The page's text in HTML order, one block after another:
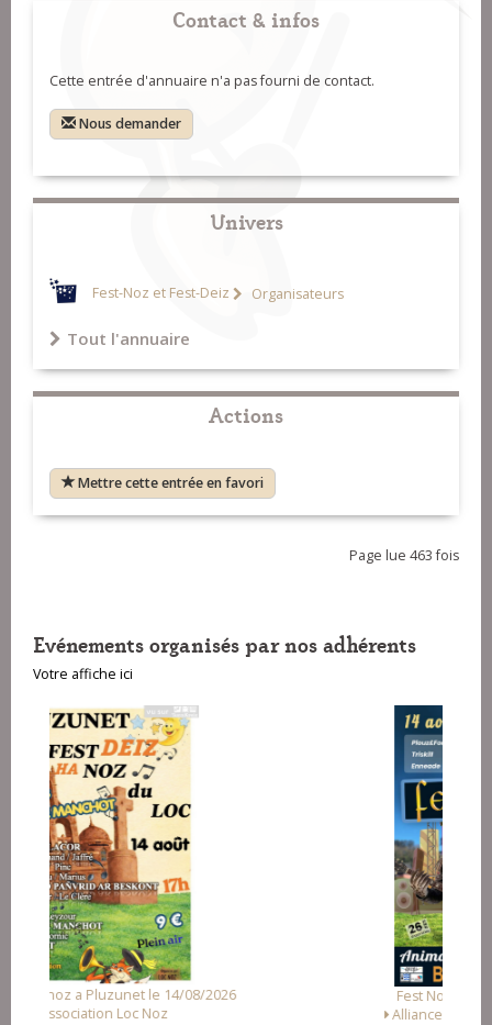
Contact & infos
Cette entrée d'annuaire n'a pas fourni de contact.
Nous demander
Univers
Fest-Noz et Fest-Deiz Organisateurs
Tout l'annuaire
Actions
Mettre cette entrée en favori
Page lue 463 fois
Evénements organisés par nos adhérents
Votre affiche ici
Fest Noz a Arzal le 15/08/2026
Alliance des Associations d'Arzal